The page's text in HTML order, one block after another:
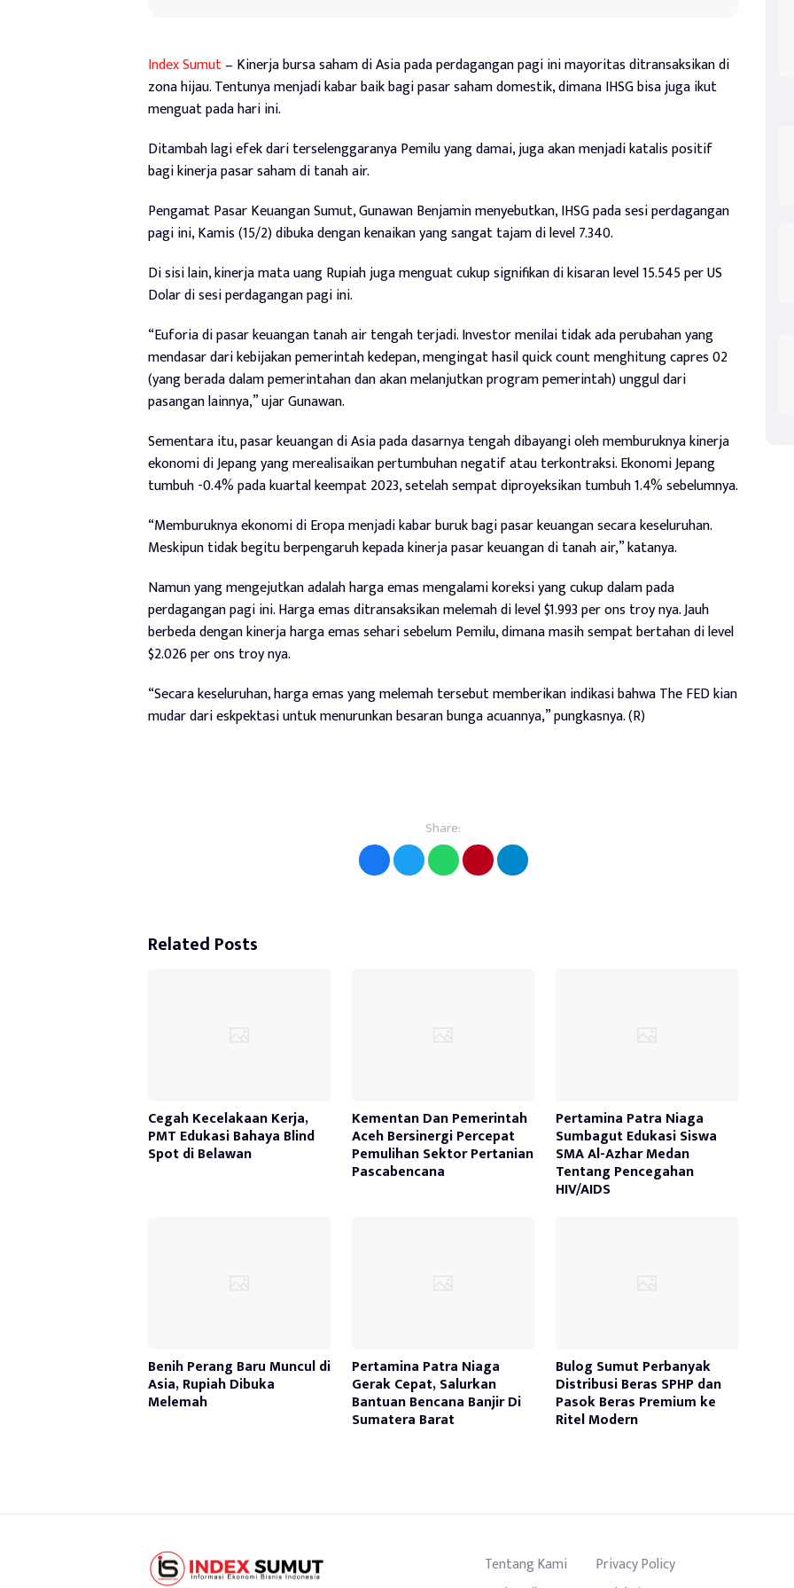
Index Sumut– Kinerja bursa saham di Asia pada perdagangan pagi ini mayoritas ditransaksikan di
zona hijau. Tentunya menjadi kabar baik bagi pasar saham domestik, dimana IHSG bisa juga ikut
menguat pada hari ini.
Ditambah lagi efek dari terselenggaranya Pemilu yang damai, juga akan menjadi katalis positif
bagi kinerja pasar saham di tanah air.
Pengamat Pasar Keuangan Sumut, Gunawan Benjamin menyebutkan, IHSG pada sesi perdagangan
pagi ini, Kamis (15/2) dibuka dengan kenaikan yang sangat tajam di level 7.340.
Di sisi lain, kinerja mata uang Rupiah juga menguat cukup signifikan di kisaran level 15.545 per US
Dolar di sesi perdagangan pagi ini.
“Euforia di pasar keuangan tanah air tengah terjadi. Investor menilai tidak ada perubahan yang
mendasar dari kebijakan pemerintah kedepan, mengingat hasil quick count menghitung capres 02
(yang berada dalam pemerintahan dan akan melanjutkan program pemerintah) unggul dari
pasangan lainnya,” ujar Gunawan.
Sementara itu, pasar keuangan di Asia pada dasarnya tengah dibayangi oleh memburuknya kinerja
ekonomi di Jepang yang merealisaikan pertumbuhan negatif atau terkontraksi. Ekonomi Jepang
tumbuh -0.4% pada kuartal keempat 2023, setelah sempat diproyeksikan tumbuh 1.4% sebelumnya.
“Memburuknya ekonomi di Eropa menjadi kabar buruk bagi pasar keuangan secara keseluruhan.
Meskipun tidak begitu berpengaruh kepada kinerja pasar keuangan di tanah air,” katanya.
Namun yang mengejutkan adalah harga emas mengalami koreksi yang cukup dalam pada
perdagangan pagi ini. Harga emas ditransaksikan melemah di level $1.993 per ons troy nya. Jauh
berbeda dengan kinerja harga emas sehari sebelum Pemilu, dimana masih sempat bertahan di level
$2.026 per ons troy nya.
“Secara keseluruhan, harga emas yang melemah tersebut memberikan indikasi bahwa The FED kian
mudar dari eskpektasi untuk menurunkan besaran bunga acuannya,” pungkasnya. (R)
Share:
Related Posts
Cegah Kecelakaan Kerja,
PMT Edukasi Bahaya Blind
Spot di Belawan
Kementan Dan Pemerintah
Aceh Bersinergi Percepat
Pemulihan Sektor Pertanian
Pascabencana
Pertamina Patra Niaga
Sumbagut Edukasi Siswa
SMA Al-Azhar Medan
Tentang Pencegahan
HIV/AIDS
Benih Perang Baru Muncul di
Asia, Rupiah Dibuka
Melemah
Pertamina Patra Niaga
Gerak Cepat, Salurkan
Bantuan Bencana Banjir Di
Sumatera Barat
Bulog Sumut Perbanyak
Distribusi Beras SPHP dan
Pasok Beras Premium ke
Ritel Modern
Tentang Kami
Privacy Policy